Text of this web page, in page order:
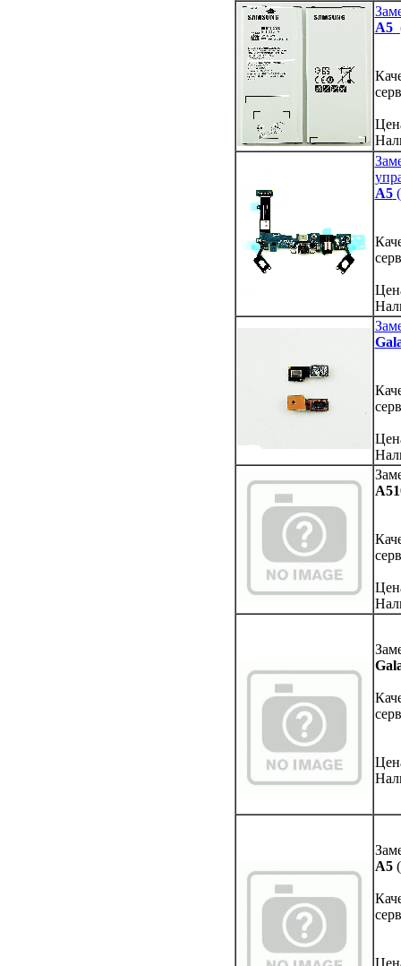
A5
A5
A5